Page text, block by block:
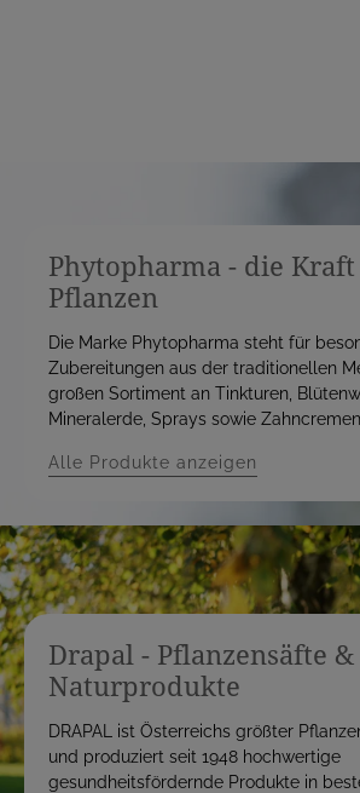
Phytopharma - die
Pflanzen
Die Marke Phytopharma steht für
Zubereitungen aus der traditionellen
großen Sortiment an Tinkturen,
Mineralerde, Sprays sowie
Alle Produkte anzeigen
Drapal - Pflanzensäfte &
Naturprodukte
DRAPAL ist Österreichs größter
und produziert seit 1948 hochwertige
gesundheitsfördernde Produkte in